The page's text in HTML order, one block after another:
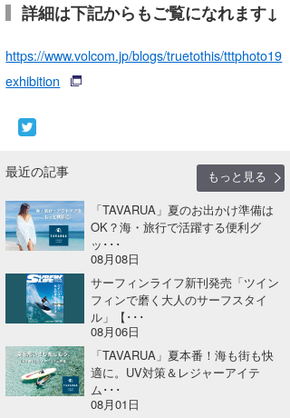
詳細は下記からもご覧になれます↓
https://www.volcom.jp/blogs/truetothis/tttphoto19
exhibition
最近の記事
もっと見る
「TAVARUA」夏のお出かけ準備は
OK？海・旅行で活躍する便利グ
ッ･･･
08月08日
サーフィンライフ新刊発売「ツイン
フィンで磨く大人のサーフスタイ
ル」【･･･
08月06日
「TAVARUA」夏本番！海も街も快
適に。UV対策＆レジャーアイテ
ム･･･
08月01日